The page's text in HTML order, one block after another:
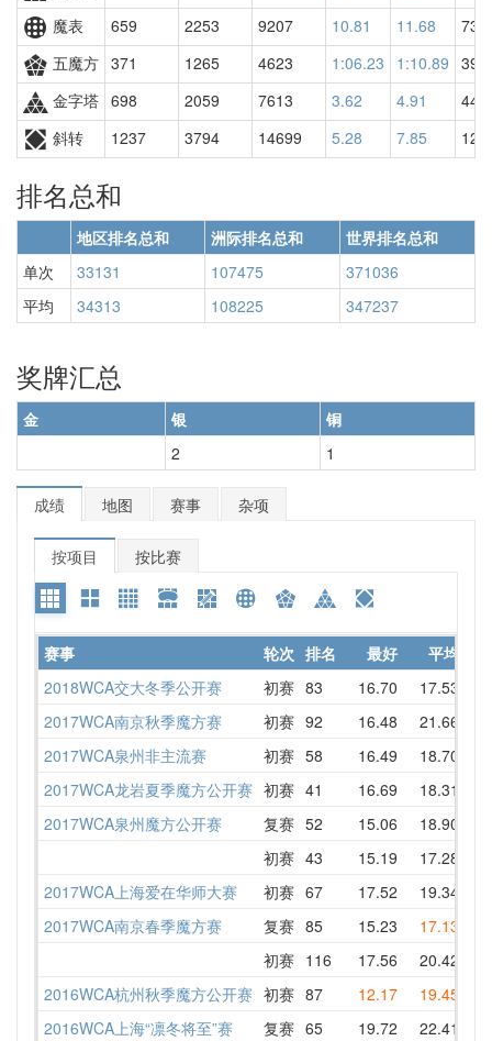
魔表
659 2253 9207 10.81 11.68
五魔方 371 1265 4623 1:06.23 1:10.89
金字塔 698 2059 7613 3.62 4.91
斜转
1237 3794 14699 5.28 7.85
排名总和
地区排名总和 洲际排名总和
世界排名总和
单次
33131 107475
371036
平均
34313 108225 347237
奖牌汇总
金 银
铜
2
1
成绩 地图 赛事 杂项
按项目 按比赛
赛事 轮次 排名 最好 平均
2018WCA交大冬季公开赛
初赛 83 16.70 17.53
2017WCA南京秋季魔方赛 初赛 92 16.48 21.66
2017WCA泉州非主流赛 初赛 58 16.49 18.70
2017WCA龙岩夏季魔方公开赛 初赛 41 16.69 18.31
2017WCA泉州魔方公开赛 复赛 52 15.06 18.90
初赛 43 15.19 17.28
2017WCA上海爱在华师大赛 初赛 67 17.52 19.34
2017WCA南京春季魔方赛 复赛 85 15.23 17.13
初赛 116 17.56 20.42
2016WCA杭州秋季魔方公开赛 初赛 87 12.17 19.45
2016WCA上海“凛冬将至”赛 复赛 65 19.72 22.41